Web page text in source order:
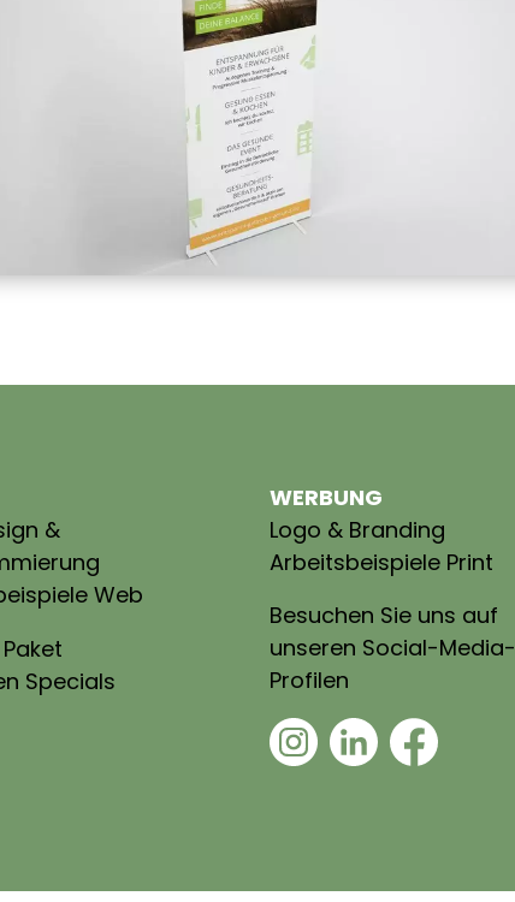
&
Web
Specials
WERBUNG
Logo & Branding
Arbeitsbeispiele Print
Besuchen Sie uns auf
unseren Social-Media-
Profilen